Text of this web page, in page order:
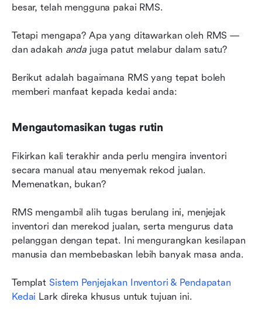
besar, telah mengguna pakai RMS.
Tetapi mengapa? Apa yang ditawarkan oleh RMS —
dan adakah anda juga patut melabur dalam satu?
Berikut adalah bagaimana RMS yang tepat boleh
memberi manfaat kepada kedai anda:
Mengautomasikan tugas rutin
Fikirkan kali terakhir anda perlu mengira inventori
secara manual atau menyemak rekod jualan.
Memenatkan, bukan?
RMS mengambil alih tugas berulang ini, menjejak
inventori dan merekod jualan, serta mengurus data
pelanggan dengan tepat. Ini mengurangkan kesilapan
manusia dan membebaskan lebih banyak masa anda.
Templat Sistem Penjejakan Inventori & Pendapatan
Kedai Lark direka khusus untuk tujuan ini.